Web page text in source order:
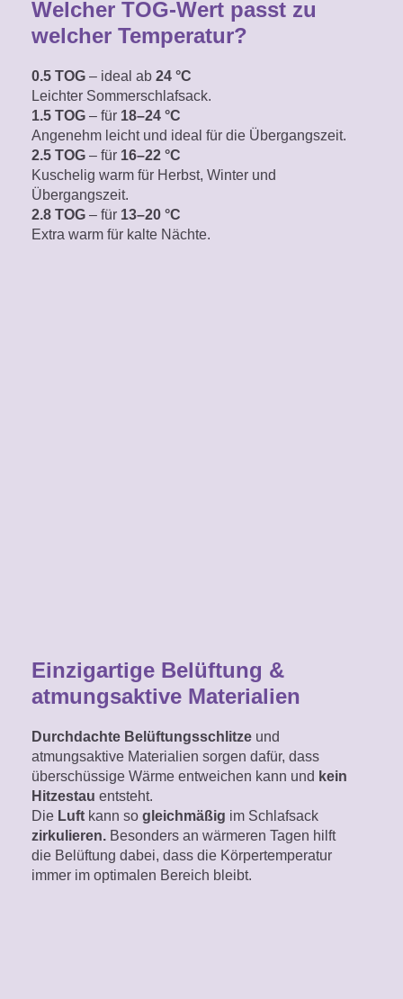
Welcher TOG-Wert passt zu
welcher Temperatur?
0.5 TOG – ideal ab 24 °C
Leichter Sommerschlafsack.
1.5 TOG – für 18–24 °C
Angenehm leicht und ideal für die Übergangszeit.
2.5 TOG – für 16–22 °C
Kuschelig warm für Herbst, Winter und
Übergangszeit.
2.8 TOG – für 13–20 °C
Extra warm für kalte Nächte.
Einzigartige Belüftung &
atmungsaktive Materialien
Durchdachte Belüftungsschlitze und
atmungsaktive Materialien sorgen dafür, dass
überschüssige Wärme entweichen kann und kein
Hitzestau entsteht.
Die Luft kann so gleichmäßig im Schlafsack
zirkulieren. Besonders an wärmeren Tagen hilft
die Belüftung dabei, dass die Körpertemperatur
immer im optimalen Bereich bleibt.